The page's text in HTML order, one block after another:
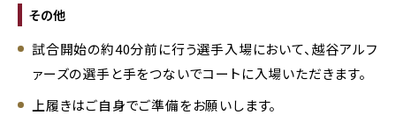
その他
試合開始の約40分前に行う選手入場において、越谷アルフ
ァーズの選手と手をつないでコートに入場いただきます。
上履きはご自身でご準備をお願いします。